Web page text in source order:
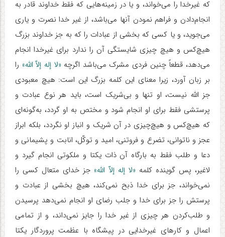
که غیرخدا را می‌خواند، و یا در زمینه‌هایی که فقط خداوند قادر به
انجام‌دادن و فراهم ‌نمودن آنها می‌باشد، از غیر خدا نصرت و یاری
می‌جوید، و یا کسی که بخشی از عبادات را که به جز خداوند بزرگ
هیچ‌کس و هیچ‌ چیزی شایستگی آن را ندارد برای غیرخدا انجام
می‌دهد، قطعاً چنین فردی مشرک می‌باشد اگرچه «لا إله إلاّ الله» را
بر زبان آورد، زیرا معنای این کلمه بزرگ این است: هیچ معبودی
جز الله نیست، او تنها و بی‌شریک است، باید هر نوع عبادت و
پرستشی فقط برای او انجام شود و مختص به او گردد، به‌گونه‌ای
که هیچ‌کس و هیچ‌چیزی در آن شریک و انباز او نگردد، بلکه ابراز
عجز و ناتوانی، تضرع و فروتنی، امید و توکّل، انابت و پشیمانی و
دعا و طلب فقط به بارگاه آن ذات یکتا و ملکوتی انجام گیرد و
لاغیر، پس‌ گوینده کلمه «لا إله إلاّ الله» جز خدای متعال کسی را
نمی‌خواند، جز برای خدا ذبح نمی‌کند، هیچ بخشی از عبادت و
پرستش را جز برای خدا و جلب رضای او انجام نمی‌دهد پرسیدن
و طلب‌کردن هر چیزی از غیر خدا را جایز نمی‌داند، و از تمامی
اعمال و کارهای غیرخدایی در پیشگاه با عظمت پروردگار یکتا